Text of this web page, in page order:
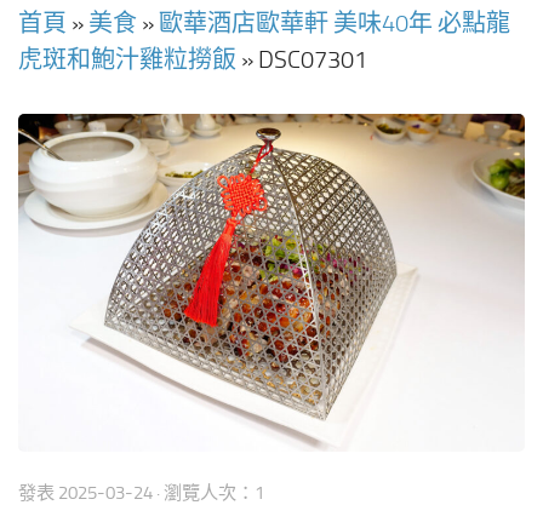
首頁 » 美食 »歐華酒店歐華軒 美味40年 必點龍
虎斑和鮑汁雞粒撈飯 » DSC07301
發表 2025-03-24 · 瀏覽人次：1